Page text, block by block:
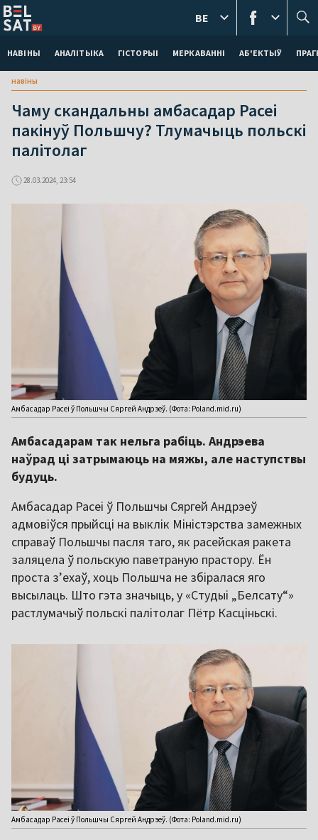
НАВІНЫ АНАЛІТЫКА ГІСТОРЫІ МЕРКАВАННI АБ'ЕКТЫЎ
BE
навіны
Чаму скандальны амбасадар Расеі
пакінуў Польшчу? Тлумачыць польскі
палітолаг
28.03.2024, 23:54
Амбасадар Расеі ў Польшчы Сяргей Андрэеў. (Фота: Poland.mid.ru)
Амбасадарам так нельга рабіць. Андрэева
наўрад ці затрымаюць на мяжы, але наступствы
будуць.
Амбасадар Расеі ў Польшчы Сяргей Андрэеў
адмовіўся прыйсці на выклік Міністэрства замежных
справаў Польшчы пасля таго, як расейская ракета
заляцела ў польскую паветраную прастору. Ён
проста з’ехаў, хоць Польшча не збіралася яго
высылаць. Што гэта значыць, у «Студыі „Белсату“»
растлумачыў польскі палітолаг Пётр Касціньскі.
Амбасадар Расеі ў Польшчы Сяргей Андрэеў. (Фота: Poland.mid.ru)